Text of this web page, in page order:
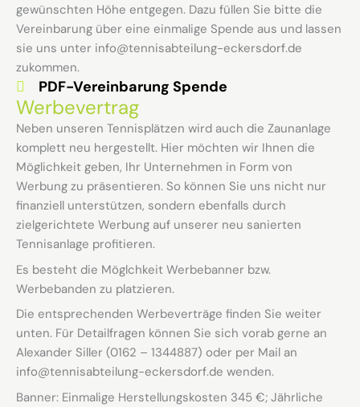
gewünschten Höhe entgegen. Dazu füllen Sie bitte die
Vereinbarung über eine einmalige Spende aus und lassen
sie uns unter info@tennisabteilung-eckersdorf.de
zukommen.
PDF-Vereinbarung Spende
Werbevertrag
Neben unseren Tennisplätzen wird auch die Zaunanlage
komplett neu hergestellt. Hier möchten wir Ihnen die
Möglichkeit geben, Ihr Unternehmen in Form von
Werbung zu präsentieren. So können Sie uns nicht nur
finanziell unterstützen, sondern ebenfalls durch
zielgerichtete Werbung auf unserer neu sanierten
Tennisanlage profitieren.
Es besteht die Möglchkeit Werbebanner bzw.
Werbebanden zu platzieren.
Die entsprechenden Werbeverträge finden Sie weiter
unten. Für Detailfragen können Sie sich vorab gerne an
Alexander Siller (0162 – 1344887) oder per Mail an
info@tennisabteilung-eckersdorf.de wenden.
Banner: Einmalige Herstellungskosten 345 €; Jährliche